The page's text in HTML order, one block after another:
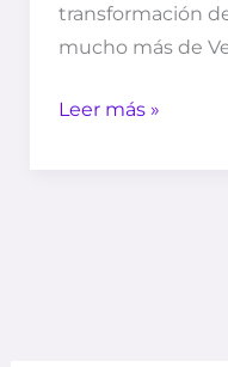
transformación
mucho más de
Leer más »